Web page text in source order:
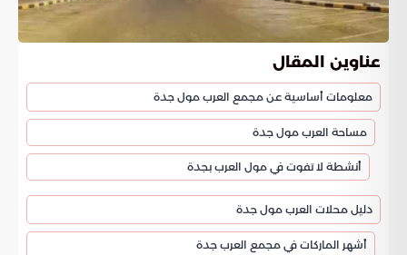
عناوين المقال
معلومات أساسية عن مجمع العرب مول جدة
مساحة العرب مول جدة
أنشطة لا تفوت في مول العرب بجدة
دليل محلات العرب مول جدة
أشهر الماركات في مجمع العرب جدة